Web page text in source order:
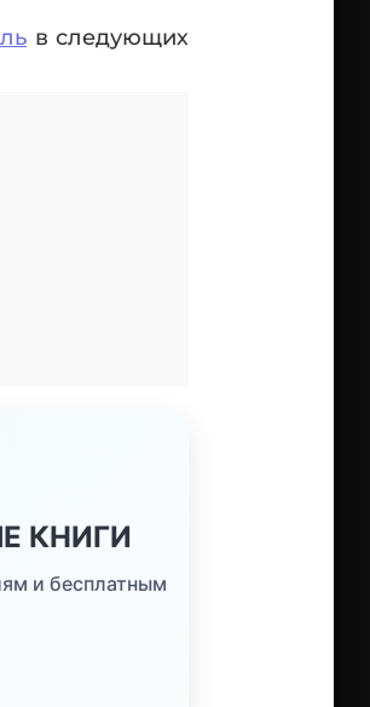
в следующих
КНИГИ
и бесплатным